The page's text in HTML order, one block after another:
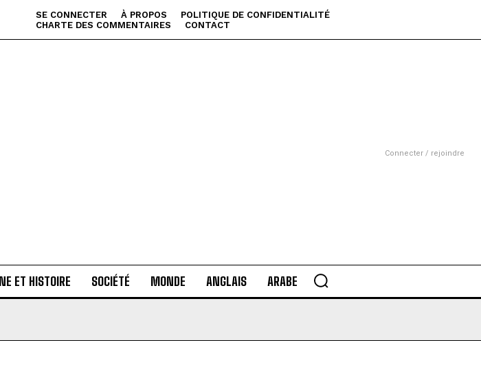
SE CONNECTER À PROPOS
POLITIQUE DE CONFIDENTIALITÉ
CHARTE DES COMMENTAIRES
CONTACT
Connecter / rejoindre
ET HISTOIRE SOCIÉTÉ MONDE ANGLAIS ARABE